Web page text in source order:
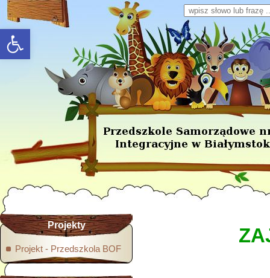
rozwiń/zwiń panel
Wpisz słowo lub frazę
Projekty
Projekt - Przedszkola BOF